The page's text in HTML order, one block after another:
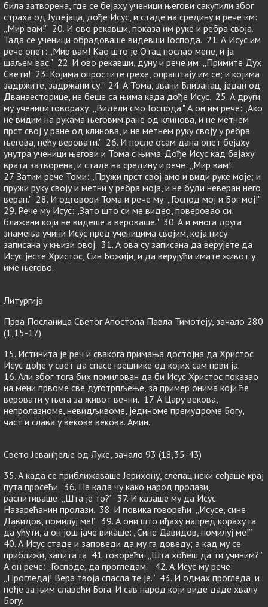
била затворена, где се бeјаху ученици његови сакупили због
страха од Јудејаца, дође Исус, и стаде на средину и рече им:
„Мир вам!" 20. И ово рекавши, показа им руке и ребра своја.
Тада се ученици обрадоваше видевши Господа. 21. А Исус им
рече опет: „Мир вам! Као што је Отац послао мене, и ја
шаљем вас." 22. И ово рекавши, дуну и рече им: „Примите Дух
Свети! 23. Којима опростите грехе, опраштају им се; и којима
задржите, задржани су." 24. А Тома, звани Близанац, један од
Дванаесторице, не беше са њима када дође Исус. 25. А други
му ученици говораху: „Видели смо Господа." А он им рече: „Ако
не видим на рукама његовим ране од клинова, и не метнем
прст свој у ране од клинова, и не метнем руку своју у ребра
његова, нећу веровати." 26. И после осам дана опет бејаху
унутра ученици његови и Тома с њима. Дође Исус кад бејаху
врата затворена, и стаде на средину и рече: „Мир вам!"
27. Затим рече Томи: „Пружи прст свој амо и види руке моје; и
пружи руку своју и метни у ребра моја, и не буди неверан него
веран." 28. И одговори Тома и рече му: „Господ мој и Бог мој!"
29. Рече му Исус: „Зато што си ме видео, поверовао си;
блажени који не видеше а вероваше." 30. А и многа друга
знамења учини Исус пред ученицима својим, која нису
записана у књизи овој. 31. А ова су записана да верујете да
Исус јесте Христос, Син Божији, и да верујући имате живот у
име његово.
Литургија
Прва Посланица Светог Апостола Павла Тимотеју, зачало 280
(1,15-17)
15. Истинита је реч и свакога примања достојна да Христос
Исус дође у свет да спасе грешнике од којих сам први ја.
16. Али због тога бих помилован да би Исус Христос показао
на мени првоме све дуготрпљење, за пример онима који ће
веровати у њега за живот вечни. 17. А Цару векова,
непролазноме, невидљивоме, јединоме премудроме Богу,
част и слава у векове векова. Амин.
Свето Јеванђеље од Луке, зачало 93 (18,35-43)
35. А када се приближаваше Јерихону, слепац неки сеђаше крај
пута просећи. 36. Па када чу како народ пролази,
распитиваше: „Шта је то?” 37. И казаше му да Исус
Назарећанин пролази. 38. И повика говорећи: „Исусе, сине
Давидов, помилуј ме!” 39. А они што иђаху напред кораху га
да ућути, а он још јаче викаше: „Сине Давидов, помилуј ме!”
40. А Исус стаде и заповеди да му га доведу; а кад му се
приближи, запита га 41. говорећи: „Шта хоћеш да ти учиним?”
А он рече: „Господе, да прогледам.” 42. А Исус му рече:
„Прогледај! Вера твоја спасла те је.” 43. И одмах прогледа, и
пође за њим славећи Бога. И сав народ који виде даде хвалу
Богу.